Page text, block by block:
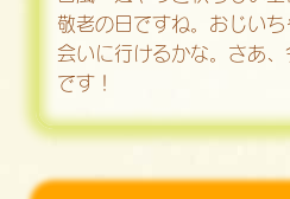
敬老の日ですね。おじい
会いに行けるかな。さあ
です！